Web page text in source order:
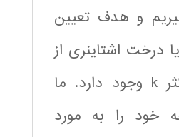
و هدف تعیین
درخت اشتاینری از
وزن کل حداکثر k وجود دارد. ما
خود را به مورد